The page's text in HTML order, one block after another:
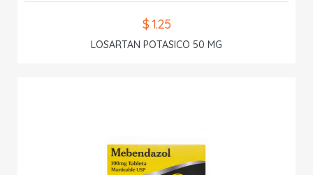
$ 1.25
LOSARTAN POTASICO 50 MG